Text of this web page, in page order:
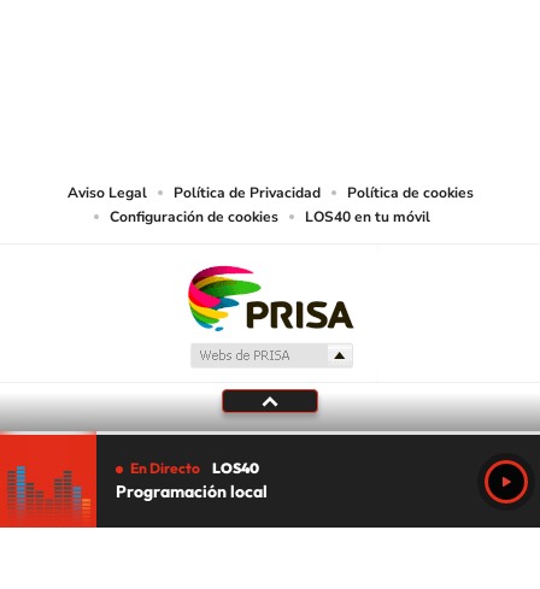
Aviso Legal Política de Privacidad
Política de cookies
Configuración de cookies
LOS40 en tu móvil
En Directo LOS40
Programación local